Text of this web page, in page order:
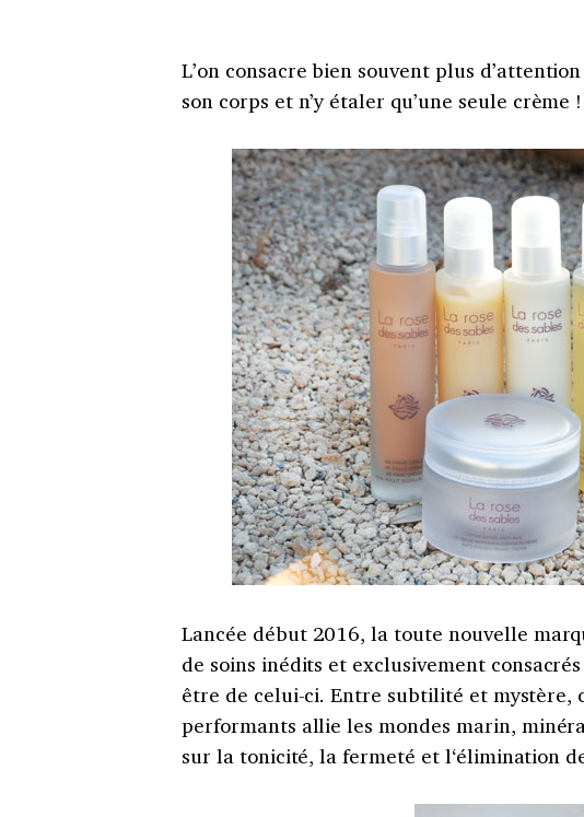
L’on consacre bien souvent plus
son corps et n’y étaler qu’une seule crème !
Lancée début 2016, la toute nouvelle
de soins inédits et exclusivement
être de celui-ci. Entre subtilité et mystère,
performants allie les mondes marin,
sur la tonicité, la fermeté et l‘élimination